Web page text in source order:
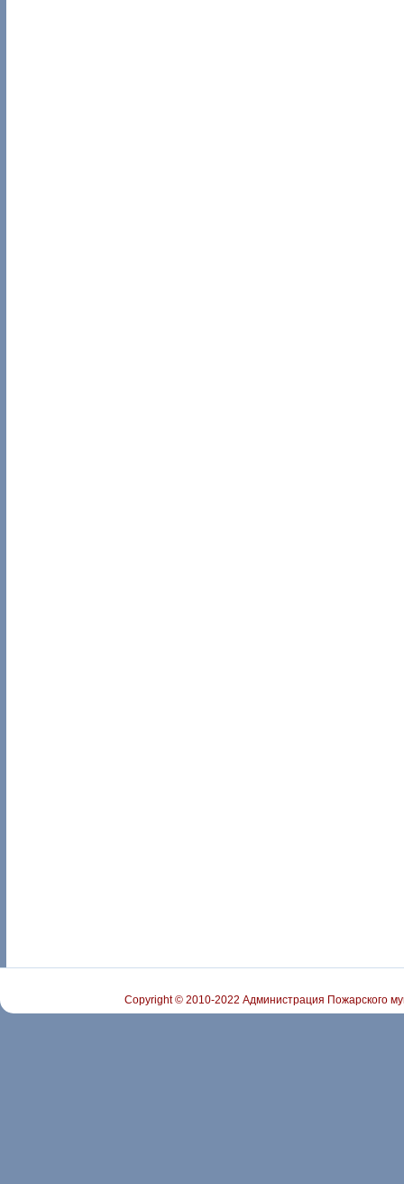
Copyright © 2010-2022 Администрация Пожарского